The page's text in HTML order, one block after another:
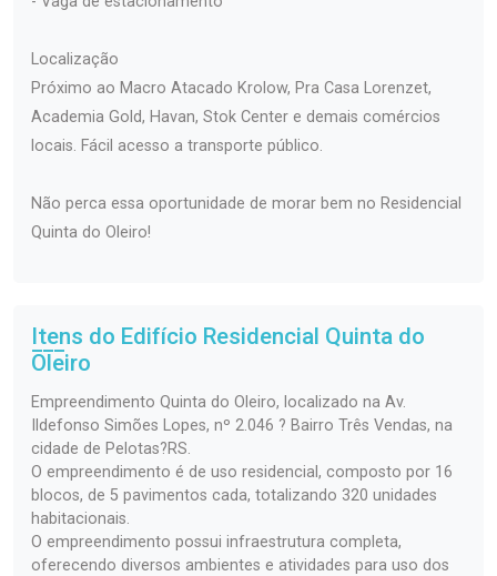
Localização
Próximo ao Macro Atacado Krolow, Pra Casa Lorenzet,
Academia Gold, Havan, Stok Center e demais comércios
locais. Fácil acesso a transporte público.
Não perca essa oportunidade de morar bem no Residencial
Quinta do Oleiro!
Itens do Edifício Residencial Quinta do
Oleiro
Empreendimento Quinta do Oleiro, localizado na Av.
Ildefonso Simões Lopes, nº 2.046 ? Bairro Três Vendas, na
cidade de Pelotas?RS.
O empreendimento é de uso residencial, composto por 16
blocos, de 5 pavimentos cada, totalizando 320 unidades
habitacionais.
O empreendimento possui infraestrutura completa,
oferecendo diversos ambientes e atividades para uso dos